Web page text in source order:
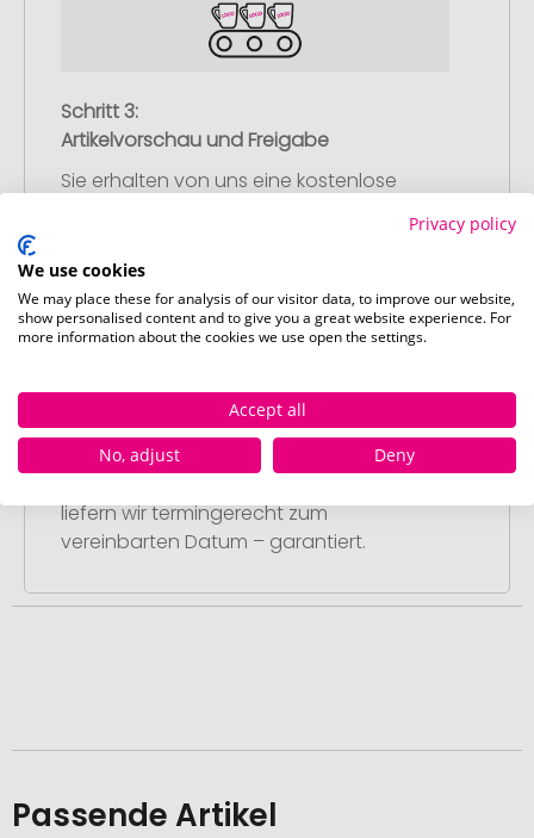
Schritt 3:
Artikelvorschau und Freigabe
Sie erhalten von uns eine kostenlose
umgehend mit der Produktion.
Schritt 4:
Pünktliche und schnelle Lieferung
liefern wir termingerecht zum
vereinbarten Datum – garantiert.
Passende Artikel
Privacy policy
We use cookies
We may place these for analysis of our visitor data, to improve our website,
show personalised content and to give you a great website experience. For
more information about the cookies we use open the settings.
Accept all
No, adjust
Deny